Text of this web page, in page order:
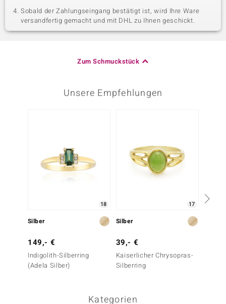
Sobald der Zahlungseingang bestätigt ist, wird Ihre Ware
versandfertig gemacht und mit DHL zu Ihnen geschickt.
Zum Schmuckstück
Unsere Empfehlungen
18
Silber
149,- €
Indigolith-Silberring
(Adela Silber)
17
Silber
39,- €
Kaiserlicher Chrysopras-
Silberring
Kategorien